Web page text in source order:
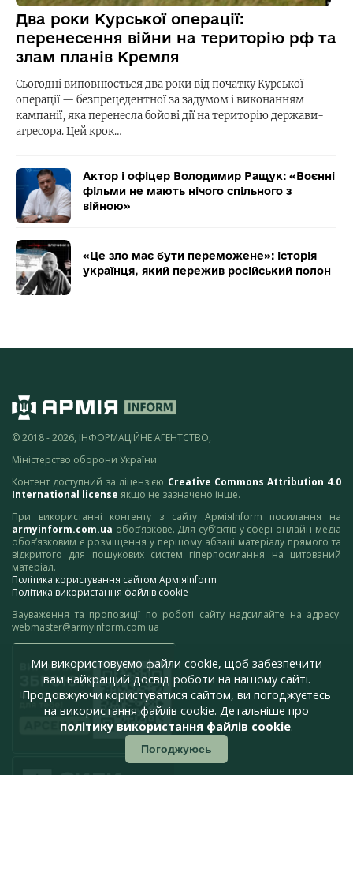
Два роки Курської операції:
перенесення війни на територію рф та
злам планів Кремля
Сьогодні виповнюється два роки від початку Курської
операції — безпрецедентної за задумом і виконанням
кампанії, яка перенесла бойові дії на територію держави-
агресора. Цей крок…
Актор і офіцер Володимир Ращук: «Воєнні
фільми не мають нічого спільного з
війною»
«Це зло має бути переможене»: історія
українця, який пережив російський полон
© 2018 - 2026, ІНФОРМАЦІЙНЕ АГЕНТСТВО,
Міністерство оборони України
Контент доступний за ліцензією Creative Commons Attribution 4.0
International license якщо не зазначено інше.
При використанні контенту з сайту АрміяInform посилання на
armyinform.com.ua обов’язкове. Для суб’єктів у сфері онлайн-медіа
обов’язковим є розміщення у першому абзаці матеріалу прямого та
відкритого для пошукових систем гіперпосилання на цитований
матеріал.
Політика користування сайтом АрміяInform
Політика використання файлів cookie
Зауваження та пропозиції по роботі сайту надсилайте на адресу:
webmaster@armyinform.com.ua
Ми використовуємо файли cookie, щоб забезпечити
вам найкращий досвід роботи на нашому сайті.
Продовжуючи користуватися сайтом, ви погоджуєтесь
на використання файлів cookie. Детальніше про
політику використання файлів cookie.
Погоджуюсь